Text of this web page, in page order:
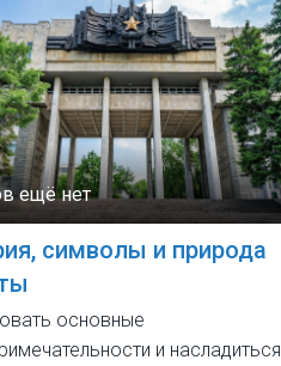
символы и природа
основные
и насладиться